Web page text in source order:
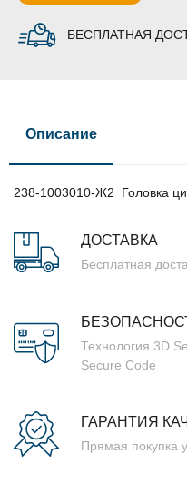
БЕСПЛАТНАЯ
Описание
238-1003010-Ж2 Головка
ДОСТАВКА
Бесплатная
Технология 3D
Secure Code
ГАРАНТИЯ
Прямая покупка